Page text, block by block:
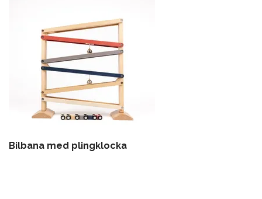
Bilbana med plingklocka